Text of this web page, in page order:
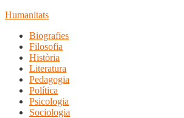
Humanitats
Biografies
Filosofia
Història
Literatura
Pedagogia
Política
Psicologia
Sociologia